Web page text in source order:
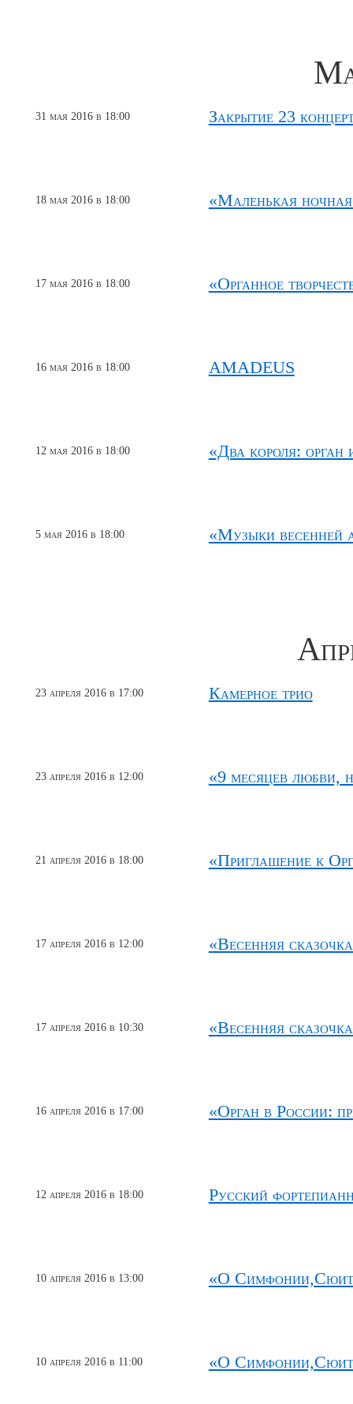
31 мая 2016 в 18:00 Закрытие 23
18 мая 2016 в 18:00 «Маленькая
17 мая 2016 в 18:00 «Органное
16 мая 2016 в 18:00 AMADEUS
12 мая 2016 в 18:00 «Два короля: орган
5 мая 2016 в 18:00 «Музыки весенней
23 апреля 2016 в 17:00 Камерное трио
23 апреля 2016 в 12:00 «9 месяцев любви,
21 апреля 2016 в 18:00 «Приглашение к
17 апреля 2016 в 12:00 «Весенняя
17 апреля 2016 в 10:30 «Весенняя
16 апреля 2016 в 17:00 «Орган в России:
12 апреля 2016 в 18:00 Русский
10 апреля 2016 в 13:00 «О
10 апреля 2016 в 11:00 «О